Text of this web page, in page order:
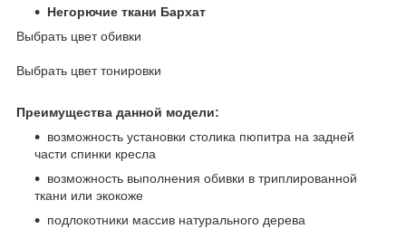
Негорючие ткани Бархат
Выбрать цвет обивки
Выбрать цвет тонировки
Преимущества данной модели:
возможность установки столика пюпитра на задней
части спинки кресла
возможность выполнения обивки в триплированной
ткани или экокоже
подлокотники массив натурального дерева